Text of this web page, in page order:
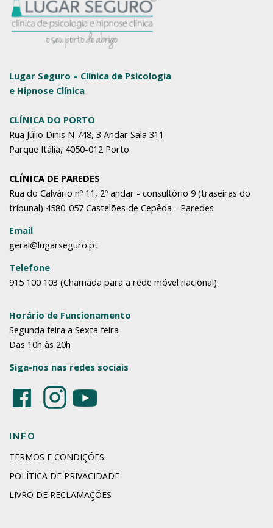
Lugar Seguro – Clínica de Psicologia
e Hipnose Clínica
CLÍNICA DO PORTO
Rua Júlio Dinis N 748, 3 Andar Sala 311
Parque Itália, 4050-012 Porto
CLÍNICA DE PAREDES
Rua do Calvário nº 11, 2º andar - consultório 9 (traseiras do
tribunal) 4580-057 Castelões de Cepêda - Paredes
Email
geral@lugarseguro.pt
Telefone
915 100 103 (Chamada para a rede móvel nacional)
Horário de Funcionamento
Segunda feira a Sexta feira
Das 10h às 20h
Siga-nos nas redes sociais
INFO
TERMOS E CONDIÇÕES
POLÍTICA DE PRIVACIDADE
LIVRO DE RECLAMAÇÕES